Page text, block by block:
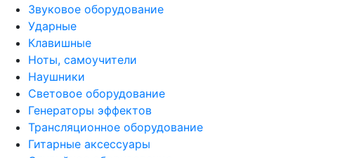
Звуковое оборудование
Ударные
Клавишные
Ноты, самоучители
Наушники
Световое оборудование
Генераторы эффектов
Трансляционное оборудование
Гитарные аксессуары